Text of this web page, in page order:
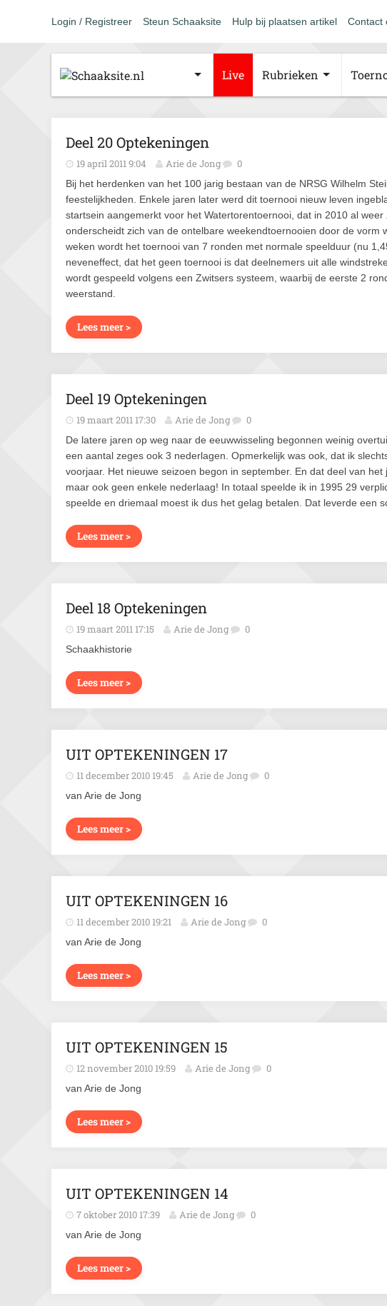
Login / Registreer Steun Schaaksite Hulp bij plaatsen artikel Contact
Live Rubrieken
Deel 20 Optekeningen
19 april 2011 9:04 Arie de Jong 0
Bij het herdenken van het 100 jarig bestaan van de NRSG Wilhelm
feestelijkheden. Enkele jaren later werd dit toernooi nieuw leven
startsein aangemerkt voor het Watertorentoernooi, dat in 2010 al
onderscheidt zich van de ontelbare weekendtoernooien door de vorm
weken wordt het toernooi van 7 ronden met normale speelduur (nu
neveneffect, dat het geen toernooi is dat deelnemers uit alle
wordt gespeeld volgens een Zwitsers systeem, waarbij de eerste 2
weerstand.
Lees meer >
Deel 19 Optekeningen
19 maart 2011 17:30 Arie de Jong 0
De latere jaren op weg naar de eeuwwisseling begonnen weinig
een aantal zeges ook 3 nederlagen. Opmerkelijk was ook, dat ik
voorjaar. Het nieuwe seizoen begon in september. En dat deel van
maar ook geen enkele nederlaag! In totaal speelde ik in 1995 29
speelde en driemaal moest ik dus het gelag betalen. Dat leverde een
Lees meer >
Deel 18 Optekeningen
19 maart 2011 17:15 Arie de Jong 0
Schaakhistorie
Lees meer >
UIT OPTEKENINGEN 17
11 december 2010 19:45 Arie de Jong 0
van Arie de Jong
Lees meer >
UIT OPTEKENINGEN 16
11 december 2010 19:21 Arie de Jong 0
van Arie de Jong
Lees meer >
UIT OPTEKENINGEN 15
12 november 2010 19:59 Arie de Jong 0
van Arie de Jong
Lees meer >
UIT OPTEKENINGEN 14
7 oktober 2010 17:39 Arie de Jong 0
van Arie de Jong
Lees meer >